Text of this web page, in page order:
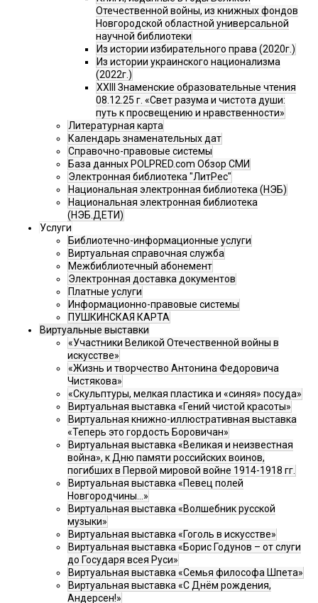
Отечественной войны, из книжных фондов
Новгородской областной универсальной
научной библиотеки
Из истории избирательного права (2020г.)
Из истории украинского национализма
(2022г.)
XXIII Знаменские образовательные чтения
08.12.25 г. «Свет разума и чистота души:
путь к просвещению и нравственности»
Литературная карта
Календарь знаменательных дат
Справочно-правовые системы
База данных POLPRED.com Обзор СМИ
Электронная библиотека "ЛитРес"
Национальная электронная библиотека (НЭБ)
Национальная электронная библиотека
(НЭБ.ДЕТИ)
Услуги
Библиотечно-информационные услуги
Виртуальная справочная служба
Межбиблиотечный абонемент
Электронная доставка документов
Платные услуги
Информационно-правовые системы
ПУШКИНСКАЯ КАРТА
Виртуальные выставки
«Участники Великой Отечественной войны в
искусстве»
«Жизнь и творчество Антонина Федоровича
Чистякова»
«Скульптуры, мелкая пластика и «синяя» посуда»
Виртуальная выставка «Гений чистой красоты»
Виртуальная книжно-иллюстративная выставка
«Теперь это гордость Боровичан»
Виртуальная выставка «Великая и неизвестная
война», к Дню памяти российских воинов,
погибших в Первой мировой войне 1914-1918 гг.
Виртуальная выставка «Певец полей
Новгородчины…»
Виртуальная выставка «Волшебник русской
музыки»
Виртуальная выставка «Гоголь в искусстве»
Виртуальная выставка «Борис Годунов – от слуги
до Государя всея Руси»
Виртуальная выставка «Семья философа Шпета»
Виртуальная выставка «С Днём рождения,
Андерсен!»